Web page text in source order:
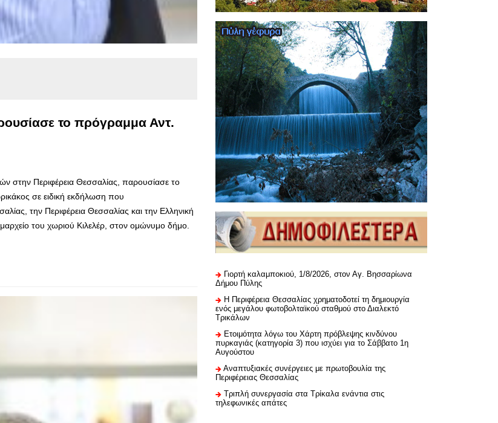
το πρόγραμμα Αντ.
στην Περιφέρεια Θεσσαλίας, παρουσίασε το
σε ειδική εκδήλωση που
την Περιφέρεια Θεσσαλίας και την Ελληνική
του χωριού Κιλελέρ, στον ομώνυμο δήμο.
Γιορτή καλαμποκιού, 1/8/2026, στον Αγ. Βησσαρίωνα
Δήμου Πύλης
H Περιφέρεια Θεσσαλίας χρηματοδοτεί τη δημιουργία
ενός μεγάλου φωτοβολταϊκού σταθμού στο Διαλεκτό
Τρικάλων
Ετοιμότητα λόγω του Χάρτη πρόβλεψης κινδύνου
πυρκαγιάς (κατηγορία 3) που ισχύει για το Σάββατο 1η
Αυγούστου
Αναπτυξιακές συνέργειες με πρωτοβουλία της
Περιφέρειας Θεσσαλίας
Τριπλή συνεργασία στα Τρίκαλα ενάντια στις
τηλεφωνικές απάτες